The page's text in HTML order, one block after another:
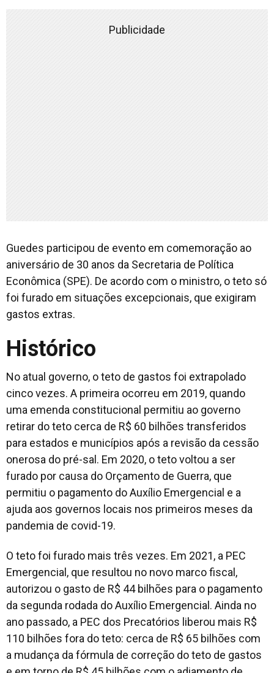
Publicidade
Guedes participou de evento em comemoração ao
aniversário de 30 anos da Secretaria de Política
Econômica (SPE). De acordo com o ministro, o teto só
foi furado em situações excepcionais, que exigiram
gastos extras.
Histórico
No atual governo, o teto de gastos foi extrapolado
cinco vezes. A primeira ocorreu em 2019, quando
uma emenda constitucional permitiu ao governo
retirar do teto cerca de R$ 60 bilhões transferidos
para estados e municípios após a revisão da cessão
onerosa do pré-sal. Em 2020, o teto voltou a ser
furado por causa do Orçamento de Guerra, que
permitiu o pagamento do Auxílio Emergencial e a
ajuda aos governos locais nos primeiros meses da
pandemia de covid-19.
O teto foi furado mais três vezes. Em 2021, a PEC
Emergencial, que resultou no novo marco fiscal,
autorizou o gasto de R$ 44 bilhões para o pagamento
da segunda rodada do Auxílio Emergencial. Ainda no
ano passado, a PEC dos Precatórios liberou mais R$
110 bilhões fora do teto: cerca de R$ 65 bilhões com
a mudança da fórmula de correção do teto de gastos